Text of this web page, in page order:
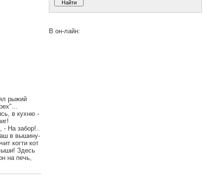
рыжий
в кухню -
- На забор!..
в вышину-
когти кот
Здесь
на печь,
В он-лайн: